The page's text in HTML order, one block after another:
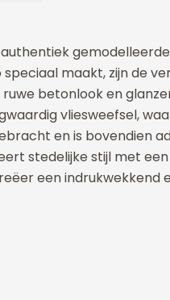
maakt, zijn de
betonlook en
vliesweefsel,
en is bovendien
stedelijke stijl met
een indrukwekkend